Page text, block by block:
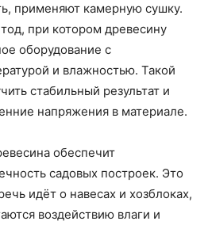
применяют камерную сушку.
при котором древесину
оборудование с
и влажностью. Такой
стабильный результат и
напряжения в материале.
обеспечит
садовых построек. Это
идёт о навесах и хозблоках,
воздействию влаги и